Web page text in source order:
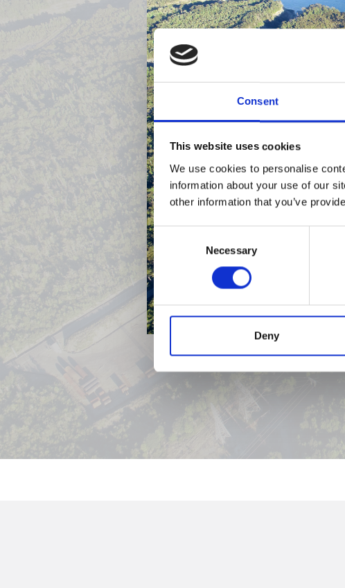
Consent
This website uses cookies
We use cookies to personalise
information about your use of our
other information that you’ve
Consent
Selection
Necessary
Deny